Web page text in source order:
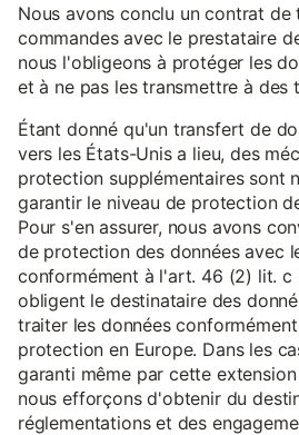
Nous avons conclu un contrat de
commandes avec le prestataire
nous l'obligeons à protéger les
et à ne pas les transmettre à des
Étant donné qu'un transfert de
vers les États-Unis a lieu, des
protection supplémentaires sont
garantir le niveau de protection
Pour s'en assurer, nous avons
de protection des données avec
conformément à l'art. 46 (2) lit. c
obligent le destinataire des
traiter les données
protection en Europe. Dans les
garanti même par cette
nous efforçons d'obtenir du
réglementations et des